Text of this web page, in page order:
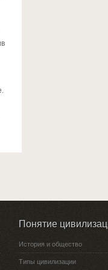
Понятие
История и общество
Типы цивилизации